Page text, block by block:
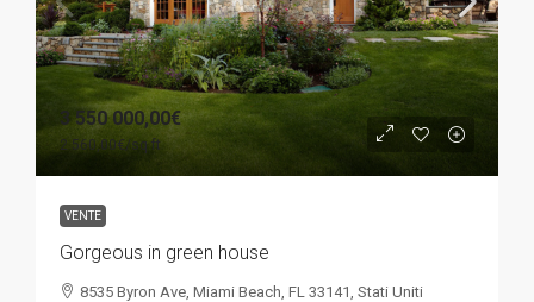
3 550 000,00€
2 560,00€/sq ft
VENTE
Gorgeous in green house
8535 Byron Ave, Miami Beach, FL 33141, Stati Uniti